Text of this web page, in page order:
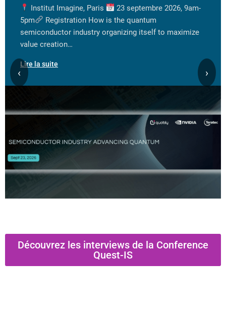
Institut Imagine, Paris
23 septembre 2026, 9am-
5pm
Registration How is the quantum
semiconductor industry organizing itself to maximize
value creation…
Lire la suite
‹ ›
Découvrez les interviews de la Conference
Quest-IS